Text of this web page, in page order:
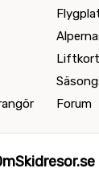
Forum